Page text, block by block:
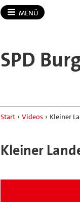
MENÜ
SPD
Start › Videos › Kleiner
Kleiner